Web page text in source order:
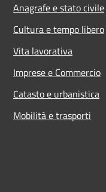
Anagrafe e stato civile
Cultura e tempo libero
Vita lavorativa
Imprese e Commercio
Catasto e urbanistica
Mobilità e trasporti